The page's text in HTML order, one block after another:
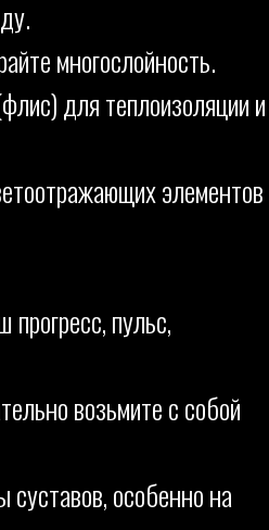
многослойность.
для теплоизоляции и
элементов
пульс,
возьмите с собой
особенно на